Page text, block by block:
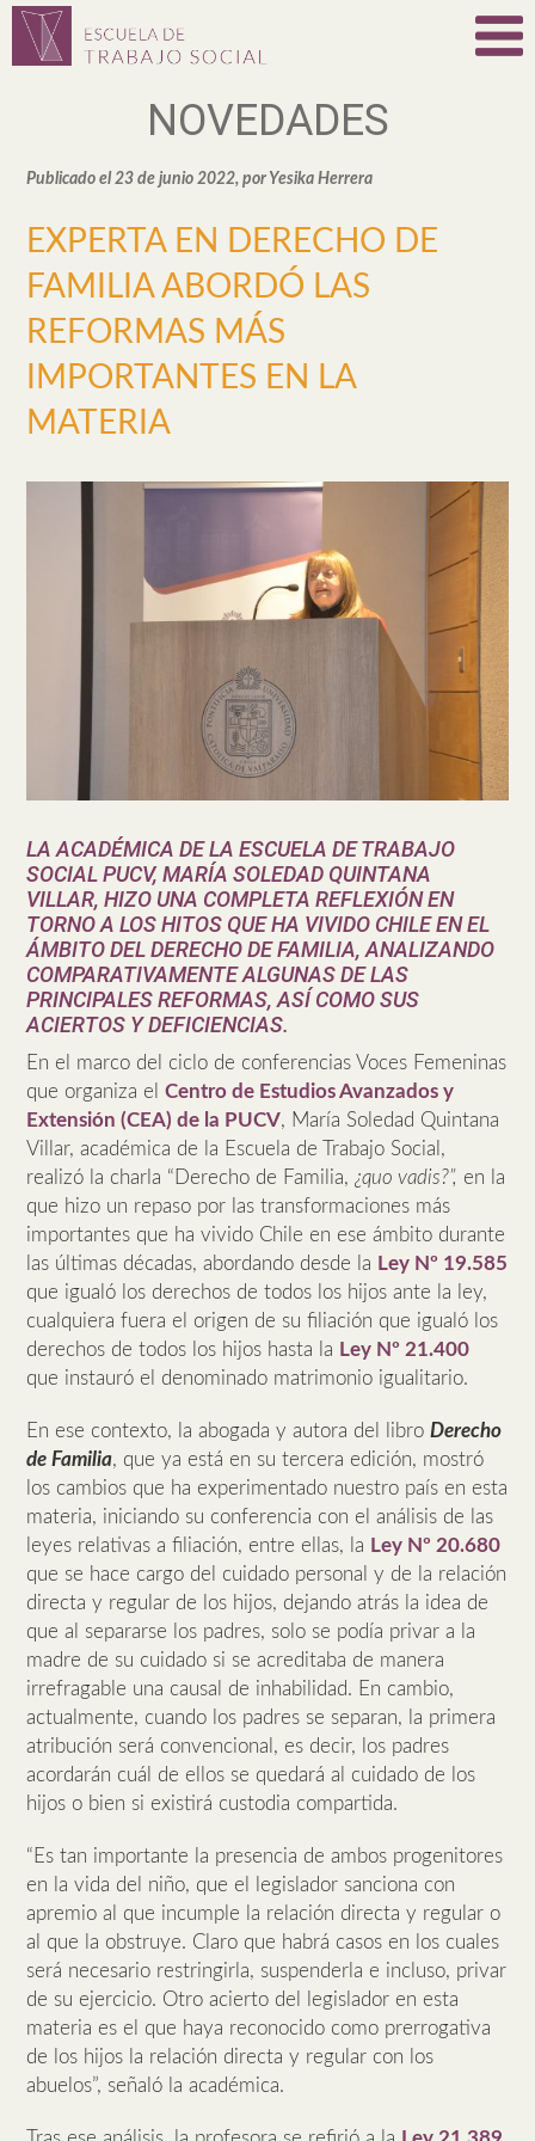
NOVEDADES
Publicado el 23 de junio 2022, por Yesika Herrera
EXPERTA EN DERECHO DE
FAMILIA ABORDÓ LAS
REFORMAS MÁS
IMPORTANTES EN LA
MATERIA
LA ACADÉMICA DE LA ESCUELA DE TRABAJO
SOCIAL PUCV, MARÍA SOLEDAD QUINTANA
VILLAR, HIZO UNA COMPLETA REFLEXIÓN EN
TORNO A LOS HITOS QUE HA VIVIDO CHILE EN EL
ÁMBITO DEL DERECHO DE FAMILIA, ANALIZANDO
COMPARATIVAMENTE ALGUNAS DE LAS
PRINCIPALES REFORMAS, ASÍ COMO SUS
ACIERTOS Y DEFICIENCIAS.
En el marco del ciclo de conferencias Voces Femeninas
que organiza elCentro de Estudios Avanzados y
Extensión (CEA) de la PUCV, María Soledad Quintana
Villar, académica de la Escuela de Trabajo Social,
realizó la charla “Derecho de Familia,¿quo vadis?”, en la
que hizo un repaso por las transformaciones más
importantes que ha vivido Chile en ese ámbito durante
las últimas décadas, abordando desde la Ley Nº 19.585
que igualó los derechos de todos los hijos ante la ley,
cualquiera fuera el origen de su filiación que igualó los
derechos de todos los hijos hasta la Ley Nº 21.400
que instauró el denominado matrimonio igualitario.
En ese contexto, la abogada y autora del libroDerecho
de Familia, que ya está en su tercera edición, mostró
los cambios que ha experimentado nuestro país en esta
materia, iniciando su conferencia con el análisis de las
leyes relativas a filiación, entre ellas, la Ley Nº 20.680
que se hace cargo del cuidado personal y de la relación
directa y regular de los hijos, dejando atrás la idea de
que al separarse los padres, solo se podía privar a la
madre de su cuidado si se acreditaba de manera
irrefragable una causal de inhabilidad. En cambio,
actualmente, cuando los padres se separan, la primera
atribución será convencional, es decir, los padres
acordarán cuál de ellos se quedará al cuidado de los
hijos o bien si existirá custodia compartida.
“Es tan importante la presencia de ambos progenitores
en la vida del niño, que el legislador sanciona con
apremio al que incumple la relación directa y regular o
al que la obstruye. Claro que habrá casos en los cuales
será necesario restringirla, suspenderla e incluso, privar
de su ejercicio. Otro acierto del legislador en esta
materia es el que haya reconocido como prerrogativa
de los hijos la relación directa y regular con los
abuelos”, señaló la académica.